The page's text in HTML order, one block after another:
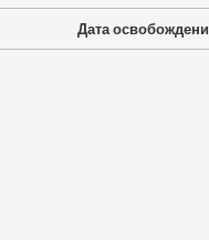
Дата